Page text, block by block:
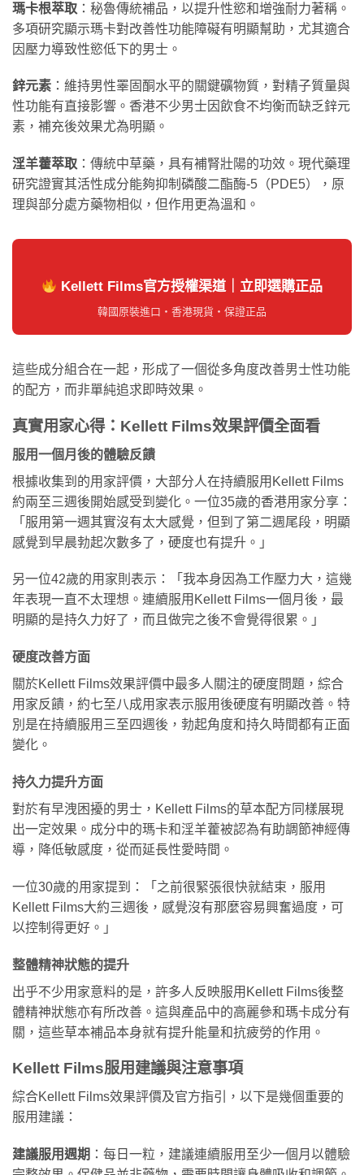
瑪卡根萃取 ：秘魯傳統補品，以提升性慾和增強耐力著稱。
多項研究顯示瑪卡對改善性功能障礙有明顯幫助，尤其適合
因壓力導致性慾低下的男士。
鋅元素 ：維持男性睪固酮水平的關鍵礦物質，對精子質量與
性功能有直接影響。香港不少男士因飲食不均衡而缺乏鋅元
素，補充後效果尤為明顯。
淫羊藿萃取 ：傳統中草藥，具有補腎壯陽的功效。現代藥理
研究證實其活性成分能夠抑制磷酸二酯酶-5（PDE5），原
理與部分處方藥物相似，但作用更為溫和。
Kellett Films官方授權渠道｜立即選購正品
韓國原裝進口・香港現貨・保證正品
這些成分組合在一起，形成了一個從多角度改善男士性功能
的配方，而非單純追求即時效果。
真實用家心得：Kellett Films效果評價全面看
服用一個月後的體驗反饋
根據收集到的用家評價，大部分人在持續服用Kellett Films
約兩至三週後開始感受到變化。一位35歲的香港用家分享：
「服用第一週其實沒有太大感覺，但到了第二週尾段，明顯
感覺到早晨勃起次數多了，硬度也有提升。」
另一位42歲的用家則表示：「我本身因為工作壓力大，這幾
年表現一直不太理想。連續服用Kellett Films一個月後，最
明顯的是持久力好了，而且做完之後不會覺得很累。」
硬度改善方面
關於Kellett Films效果評價中最多人關注的硬度問題，綜合
用家反饋，約七至八成用家表示服用後硬度有明顯改善。特
別是在持續服用三至四週後，勃起角度和持久時間都有正面
變化。
持久力提升方面
對於有早洩困擾的男士，Kellett Films的草本配方同樣展現
出一定效果。成分中的瑪卡和淫羊藿被認為有助調節神經傳
導，降低敏感度，從而延長性愛時間。
一位30歲的用家提到：「之前很緊張很快就結束，服用
Kellett Films大約三週後，感覺沒有那麼容易興奮過度，可
以控制得更好。」
整體精神狀態的提升
出乎不少用家意料的是，許多人反映服用Kellett Films後整
體精神狀態亦有所改善。這與產品中的高麗參和瑪卡成分有
關，這些草本補品本身就有提升能量和抗疲勞的作用。
Kellett Films服用建議與注意事項
綜合Kellett Films效果評價及官方指引，以下是幾個重要的
服用建議：
建議服用週期 ：每日一粒，建議連續服用至少一個月以體驗